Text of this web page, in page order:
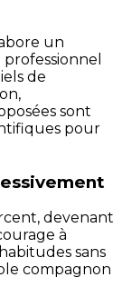
un
de
sont
pour
devenant
à
sans
compagnon